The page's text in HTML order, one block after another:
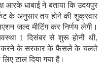
आरके धाबाई ने बताया कि उदयपुर
के अनुसार तय होने की शुक्रवार
जल्द मीटिंग कर निर्णय लेगी।
1 दिसंबर से शुरू होनी थी,
करने के सरकार के फैसले के चलते
टाल दिया गया है।